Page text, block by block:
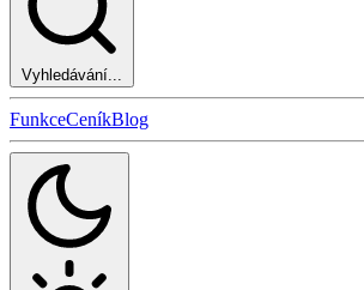
Vyhledávání...
FunkceCeníkBlog